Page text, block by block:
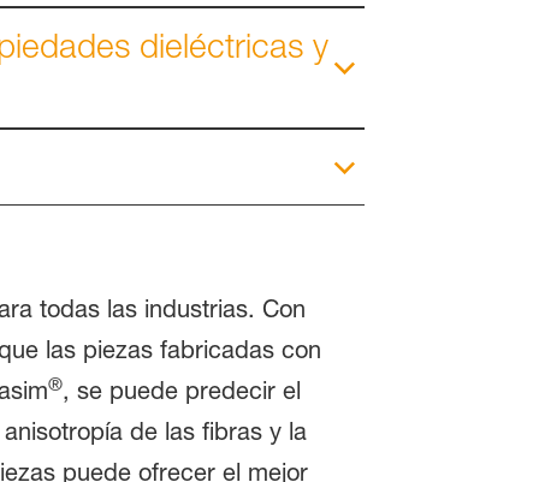
dieléctricas y
todas las industrias. Con
las piezas fabricadas con
®, se puede predecir el
de las fibras y la
puede ofrecer el mejor